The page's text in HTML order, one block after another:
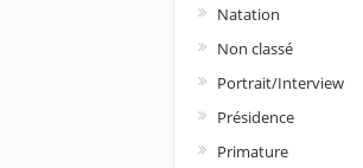
Natation
Non classé
Portrait/Interview
Présidence
Primature